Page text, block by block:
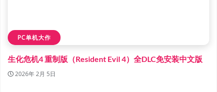
PC单机大作
生化危机4 重制版（Resident Evil 4）全DLC免安装中文版
2026年 2月 5日